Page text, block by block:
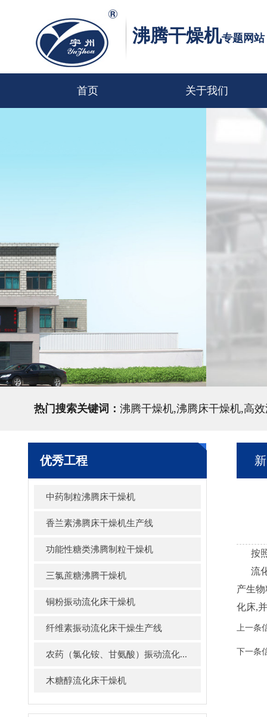
沸腾干燥机专题网站
首页 关于我们
热门搜索关键词： 沸腾干燥机,沸腾床干燥机,高
优秀工程
中药制粒沸腾床干燥机
香兰素沸腾床干燥机生产线
功能性糖类沸腾制粒干燥机
三氯蔗糖沸腾干燥机
铜粉振动流化床干燥机
纤维素振动流化床干燥生产线
农药（氯化铵、甘氨酸）振动流化...
木糖醇流化床干燥机
按照
流化
产生
化床,
上一条
下一条